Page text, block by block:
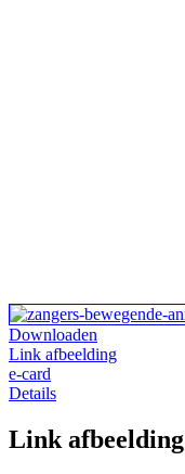
Downloaden
Link afbeelding
e-card
Details
Link afbeelding